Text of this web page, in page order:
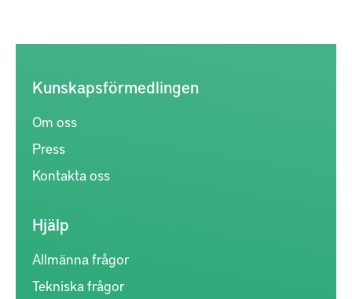
Kunskapsförmedlingen
Om oss
Press
Kontakta oss
Hjälp
Allmänna frågor
Tekniska frågor